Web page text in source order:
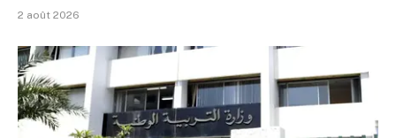
2 août 2026